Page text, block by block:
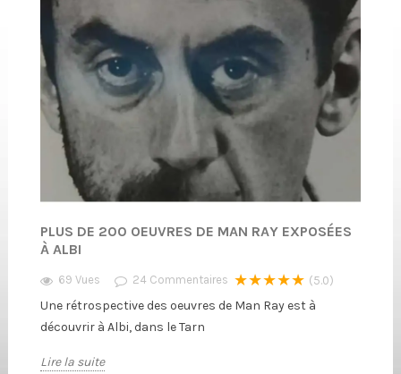
PLUS DE 200 OEUVRES DE MAN RAY EXPOSÉES
À ALBI
69 Vues 24 Commentaires ★★★★★ (5.0)
Une rétrospective des oeuvres de Man Ray est à
découvrir à Albi, dans le Tarn
Lire la suite